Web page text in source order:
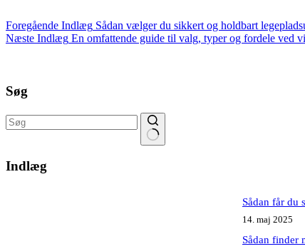
Foregående Indlæg Sådan vælger du sikkert og holdbart
Næste Indlæg En omfattende guide til valg, typer og fordele ved
Søg
resultater
Indlæg
Sådan får du
14. maj 2025
Sådan finder